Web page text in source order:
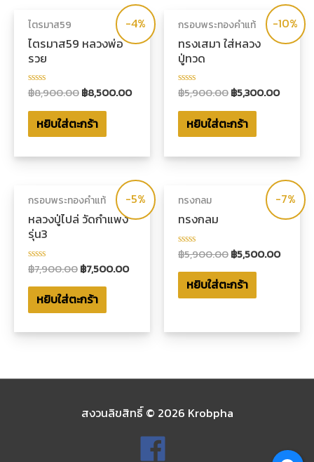
-4%
ไตรมาส59
ไตรมาส59 หลวงพ่อ
รวย
ให้
คะแนน
0
ตั้งแต่
5
฿8,900.00฿8,500.00
หยิบใส่ตะกร้า
-10%
กรอบพระทองคำแท้
ทรงเสมา ใส่หลวง
ปู่ทวด
ให้
คะแนน
0
ตั้งแต่
5
฿5,900.00฿5,300.00
หยิบใส่ตะกร้า
-5%
กรอบพระทองคำแท้
หลวงปู่ไปล่ วัดกำแพง
รุ่น3
ให้
คะแนน
0
ตั้งแต่
5
฿7,900.00฿7,500.00
หยิบใส่ตะกร้า
-7%
ทรงกลม
ทรงกลม
ให้
คะแนน
0
ตั้งแต่
5
฿5,900.00฿5,500.00
หยิบใส่ตะกร้า
สงวนลิขสิทธิ์ © 2026 Krobpha